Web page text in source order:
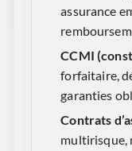
assurance
CCMI
forfaitaire,
garanties
Contrats
multirisque,